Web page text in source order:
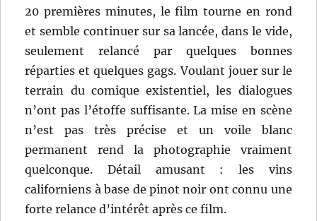
20 premières minutes, le film tourne en rond
et semble continuer sur sa lancée, dans le vide,
seulement relancé par quelques bonnes
réparties et quelques gags. Voulant jouer sur le
terrain du comique existentiel, les dialogues
n’ont pas l’étoffe suffisante. La mise en scène
n’est pas très précise et un voile blanc
permanent rend la photographie vraiment
quelconque. Détail amusant : les vins
californiens à base de pinot noir ont connu une
forte relance d’intérêt après ce film.